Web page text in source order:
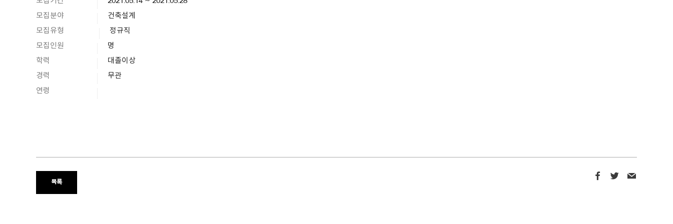
모집분야 건축설계
모집유형 정규직
모집인원 명
학력 대졸이상
경력 무관
연령
목록